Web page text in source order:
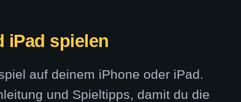
iPad spielen
auf deinem iPhone oder iPad.
und Spieltipps, damit du die